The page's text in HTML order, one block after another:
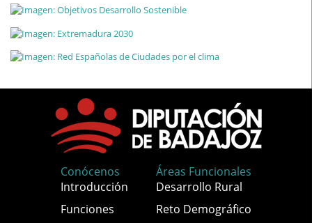
Conócenos
Introducción
Funciones
Áreas Funcionales
Desarrollo Rural
Reto Demográfico